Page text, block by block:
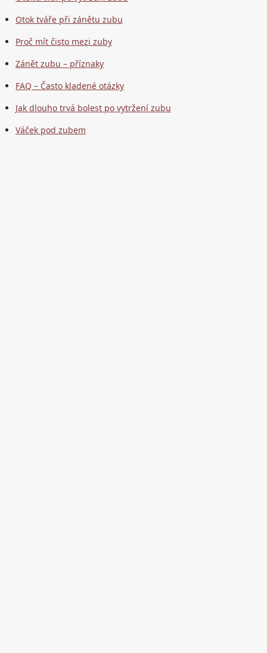
Otok tváře při zánětu zubu
Proč mít čisto mezi zuby
Zánět zubu – příznaky
FAQ – Často kladené otázky
Jak dlouho trvá bolest po vytržení zubu
Váček pod zubem